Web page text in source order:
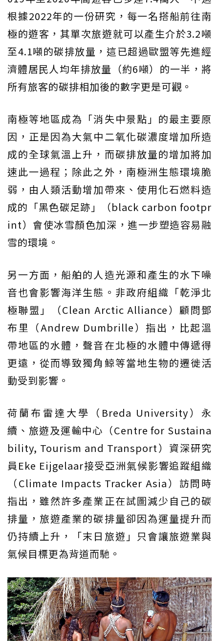
根據2022年的一份研究，每一名搭船前往南
極的遊客，其單次旅遊就可以產生介於3.2噸
至4.1噸的碳排放量，這已超過歐盟等先進經
濟體居民人均年排放量（約6噸）的一半，將
所有旅客的碳排相加後的數字更是可觀。
南極等地區成為「消失中景點」的最主要原
因，正是因為大氣中二氧化碳濃度增加所造
成的全球氣溫上升，而碳排放量的增加將加
速此一過程；除此之外，南極洲生態環境脆
弱，由人類活動增加帶來、使用化石燃料造
成的「黑色碳足跡」（black carbon footpr
int）會使冰雪顏色加深，進一步塑造容易融
雪的環境。
另一方面，船舶的人造光源和產生的水下噪
音也會影響海洋生態。非政府組織「乾淨北
極聯盟」（Clean Arctic Alliance）顧問鄧
布里（Andrew Dumbrille）指出，比起溫
帶地區的水體，聲音在北極的水體中傳遞得
更遠，從而導致獨角鯨等當地生物的遷徙活
動受到影響。
荷蘭布雷達大學（Breda University）永
續、旅遊及運輸中心（Centre for Sustaina
bility, Tourism and Transport）資深研究
員Eke Eijgelaar接受亞洲氣候影響追蹤組織
（Climate Impacts Tracker Asia）訪問時
指出，雖然許多產業正在試圖減少自己的碳
排量，旅遊產業的碳排量卻因為運量提升而
仍持續上升，「末日旅遊」只會讓旅遊業與
氣候目標更為背道而馳。